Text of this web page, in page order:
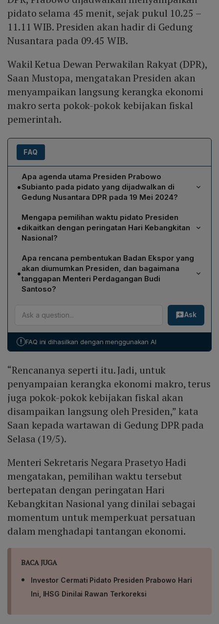
pidato selama 45 menit, sejak pukul 10.25 –
11.11 WIB. Presiden akan hadir di Gedung
Nusantara pada 09.45 WIB.
Wakil Ketua Dewan Perwakilan Rakyat (DPR),
Saan Mustopa, mengatakan Presiden akan
menyampaikan langsung kerangka ekonomi
makro serta pokok-pokok kebijakan fiskal
pemerintah.
FAQ
•
Apa agenda utama Presiden Prabowo
Subianto pada pidato yang dijadwalkan di
Gedung Nusantara DPR pada 19 Mei 2024?
Presiden Prabowo akan menyampaikan Kerangka
Ekonomi Makro serta Pokok-Pokok Kebijakan Fiskal
KEM PPKF RAPBN 2027. Pidato dijadwalkan
11.11 WIB, dengan kedatangan Presiden di gedung pada
pukul 09.45 WIB.
•
Mengapa pemilihan waktu pidato Presiden
dikaitkan dengan peringatan Hari Kebangkitan
Nasional?
Menteri Sekretaris Negara, Prasetyo Hadi, menjelaskan
bahwa penetapan waktu tersebut bertepatan dengan
Hari Kebangkitan Nasional, dianggap sebagai
momentum untuk memperkuat persatuan bangsa dalam
perekonomian nasional.
•
Apa rencana pembentukan Badan Ekspor yang
akan diumumkan Presiden, dan bagaimana
tanggapan Menteri Perdagangan Budi
Santoso?
Presiden akan mengumumkan pembentukan Badan
Ekspor khusus yang akan membeli komoditas strategis
dari produsen atau eksportir dan menjualnya ke pasar
invoicing export yang merugikan negara. Namun,
menerima informasi apa pun mengenai pembentukan
Badan Ekspor tersebut, bahkan baru mendengarnya
pada hari itu.
Ask
! FAQ ini dihasilkan dengan menggunakan AI
“Rencananya seperti itu. Jadi, untuk
penyampaian kerangka ekonomi makro, terus
juga pokok-pokok kebijakan fiskal akan
disampaikan langsung oleh Presiden,” kata
Saan kepada wartawan di Gedung DPR pada
Selasa (19/5).
Menteri Sekretaris Negara Prasetyo Hadi
mengatakan, pemilihan waktu tersebut
bertepatan dengan peringatan Hari
Kebangkitan Nasional yang dinilai sebagai
momentum untuk memperkuat persatuan
dalam menghadapi tantangan ekonomi.
BACA JUGA
Investor Cermati Pidato Presiden Prabowo Hari
Ini, IHSG Dinilai Rawan Terkoreksi